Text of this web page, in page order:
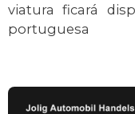
viatura ficará
portuguesa